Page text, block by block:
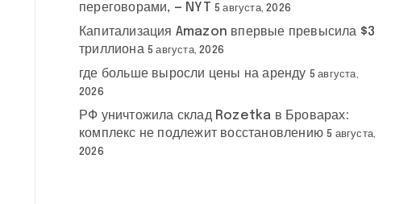
переговорами, — NYT 5 августа, 2026
Капитализация Amazon впервые превысила $3
триллиона 5 августа, 2026
где больше выросли цены на аренду 5 августа,
2026
РФ уничтожила склад Rozetka в Броварах:
комплекс не подлежит восстановлению 5 августа,
2026